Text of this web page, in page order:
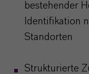
bestehender
Identifikation
Standorten
Strukturierte